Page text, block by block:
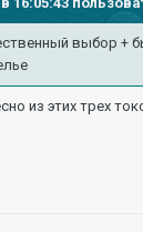
выбор +
из этих трех